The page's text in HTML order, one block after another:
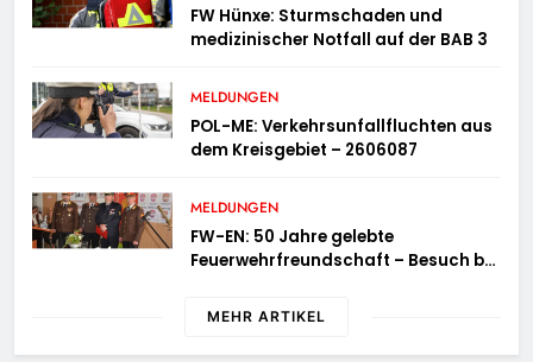
FW Hünxe: Sturmschaden und
medizinischer Notfall auf der BAB 3
MELDUNGEN
POL-ME: Verkehrsunfallfluchten aus
dem Kreisgebiet – 2606087
MELDUNGEN
FW-EN: 50 Jahre gelebte
Feuerwehrfreundschaft – Besuch bei
Österreich
MEHR ARTIKEL